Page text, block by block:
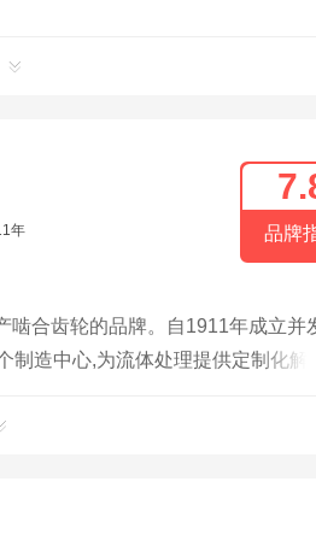
年 品牌
啮合齿轮的品牌。自1911年成立并
制造中心,为流体处理提供定制化解